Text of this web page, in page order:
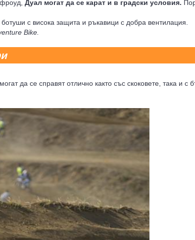
Дуал могат да се карат и в градски условия.
с висока защита и ръкавици с добра вентилация.
Bike.
да се справят отлично както със скоковете, така и с